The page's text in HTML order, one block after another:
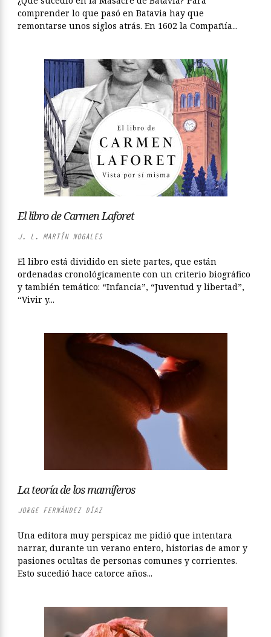
comprender lo que pasó en Batavia hay que
remontarse unos siglos atrás. En 1602 la Compañía...
El libro de Carmen Laforet
J. L. MARTÍN NOGALES
El libro está dividido en siete partes, que están
ordenadas cronológicamente con un criterio biográfico
y también temático: “Infancia”, “Juventud y libertad”,
“Vivir y...
La teoría de los mamíferos
JORGE FERNÁNDEZ DÍAZ
Una editora muy perspicaz me pidió que intentara
narrar, durante un verano entero, historias de amor y
pasiones ocultas de personas comunes y corrientes.
Esto sucedió hace catorce años...